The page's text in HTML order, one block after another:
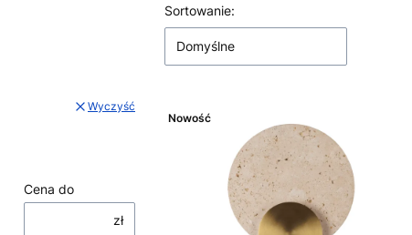
Wyczyść
Cena do
zł
Lista produktów
Sortowanie:
Domyślne
Nowość